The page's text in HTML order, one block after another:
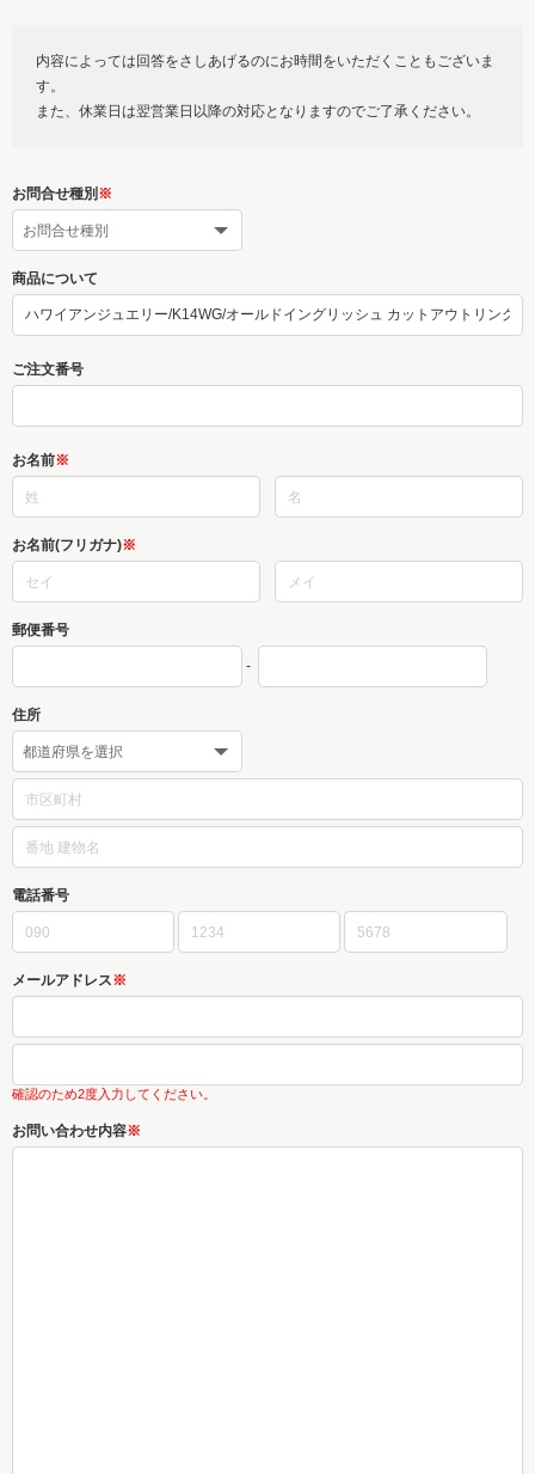
内容によっては回答をさしあげるのにお時間をいただくこともございま
す。
また、休業日は翌営業日以降の対応となりますのでご了承ください。
お問合せ種別 ※
商品について
ご注文番号
お名前※
お名前(フリガナ)※
郵便番号
-
住所
電話番号
メールアドレス※
確認のため2度入力してください。
お問い合わせ内容※